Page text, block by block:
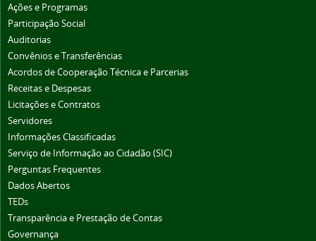
Ações e Programas
Participação Social
Auditorias
Convênios e Transferências
Acordos de Cooperação Técnica e Parcerias
Receitas e Despesas
Licitações e Contratos
Servidores
Informações Classificadas
Serviço de Informação ao Cidadão (SIC)
Perguntas Frequentes
Dados Abertos
TEDs
Transparência e Prestação de Contas
Governança